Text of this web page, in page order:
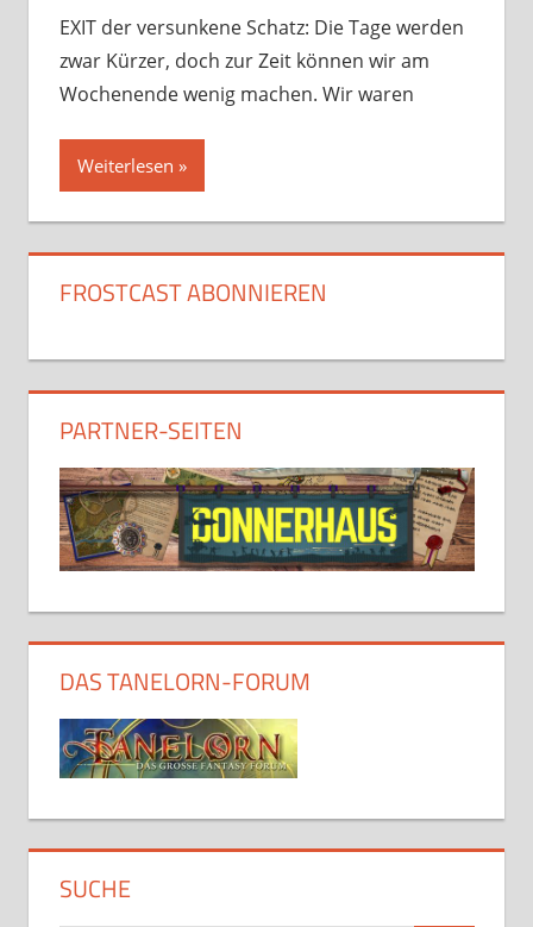
EXIT der versunkene Schatz: Die Tage werden
zwar Kürzer, doch zur Zeit können wir am
Wochenende wenig machen. Wir waren
Weiterlesen
FROSTCAST ABONNIEREN
PARTNER-SEITEN
DAS TANELORN-FORUM
SUCHE